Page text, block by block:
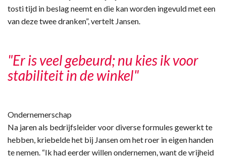
tosti tijd in beslag neemt en die kan worden ingevuld met een
van deze twee dranken”, vertelt Jansen.
"Er is veel gebeurd; nu kies ik voor
stabiliteit in de winkel"
Ondernemerschap
Na jaren als bedrijfsleider voor diverse formules gewerkt te
hebben, kriebelde het bij Jansen om het roer in eigen handen
te nemen. “Ik had eerder willen ondernemen, want de vrijheid